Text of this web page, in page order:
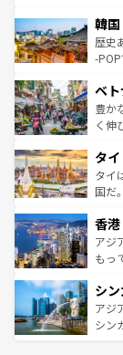
ワイを、
はコ
いる
ビン
い。
参照
ン）
と山
驚き
容に
照し
韓国
歴史
-
き、
でき
まで
リテ
覧を
ベ
豊か
く伸
急速
ーチ
醸し
とつ
ひ現
が旅
参照
タイ
タイ
国だ
の活
帯で
いビ
激す
が待
た文
香港
アジ
もっ
み、
てお
うな
シ
アジ
シン